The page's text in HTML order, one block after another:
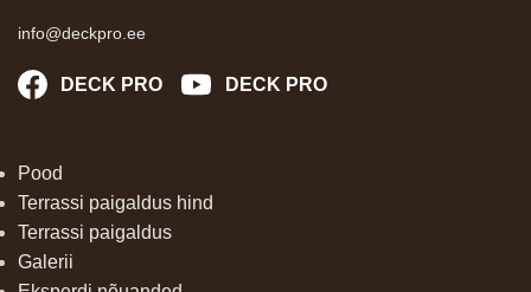
info@deckpro.ee
DECK PRO DECK PRO
Pood
Terrassi paigaldus hind
Terrassi paigaldus
Galerii